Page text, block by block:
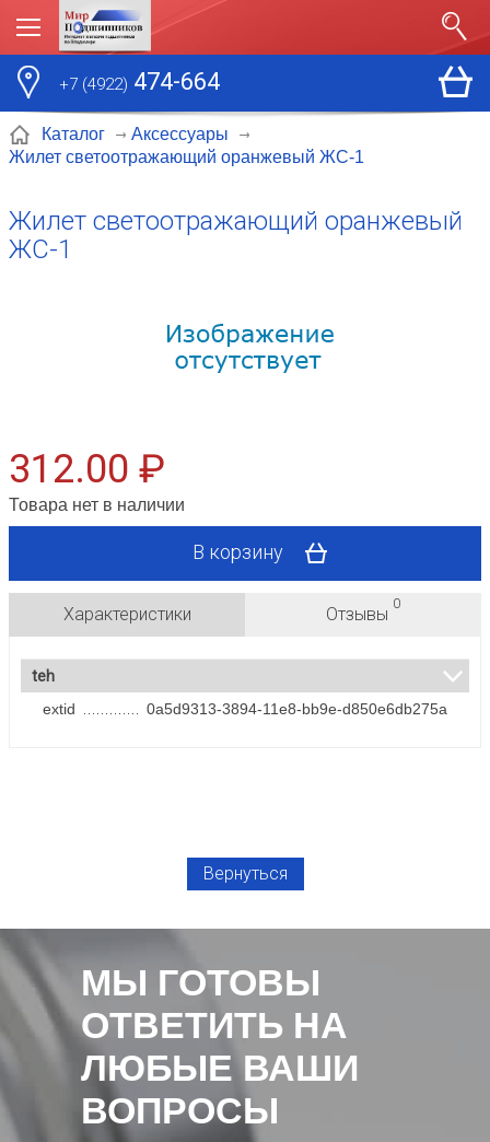
+7 (4922) 474-664
Каталог
Аксессуары
Жилет светоотражающий оранжевый ЖС-1
Жилет светоотражающий оранжевый
ЖС-1
312.00 ₽
Товара нет в наличии
В корзину
Характеристики Отзывы
0
teh
extid
0a5d9313-3894-11e8-bb9e-d850e6db275a
Вернуться
МЫ ГОТОВЫ
ОТВЕТИТЬ НА
ЛЮБЫЕ ВАШИ
ВОПРОСЫ